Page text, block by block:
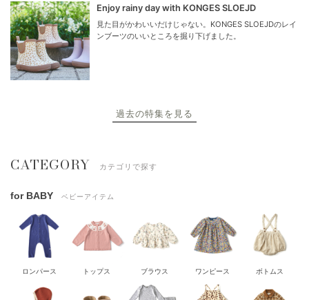
Enjoy rainy day with KONGES SLOEJD
見た目がかわいいだけじゃない。KONGES SLOEJDのレイ
ンブーツのいいところを掘り下げました。
過去の特集を見る
CATEGORY カテゴリで探す
for BABY ベビーアイテム
ロンパース トップス ブラウス ワンピース ボトムス